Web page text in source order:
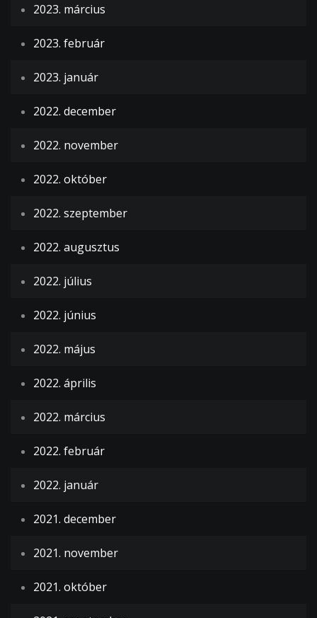
2023. március
2023. február
2023. január
2022. december
2022. november
2022. október
2022. szeptember
2022. augusztus
2022. július
2022. június
2022. május
2022. április
2022. március
2022. február
2022. január
2021. december
2021. november
2021. október